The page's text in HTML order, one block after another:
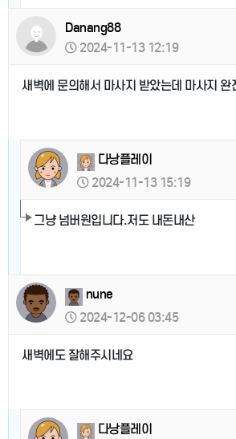
Danang88
2024-11-13 12:19
새벽에 문의해서 마사지 받았는데 마사지 완
다낭플레이
2024-11-13 15:19
그냥 넘버원입니다.저도 내돈내산
nune
2024-12-06 03:45
새벽에도 잘해주시네요
다낭플레이